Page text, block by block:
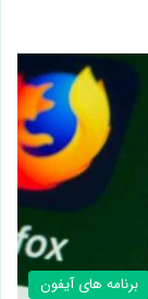
برنامه های آیفون